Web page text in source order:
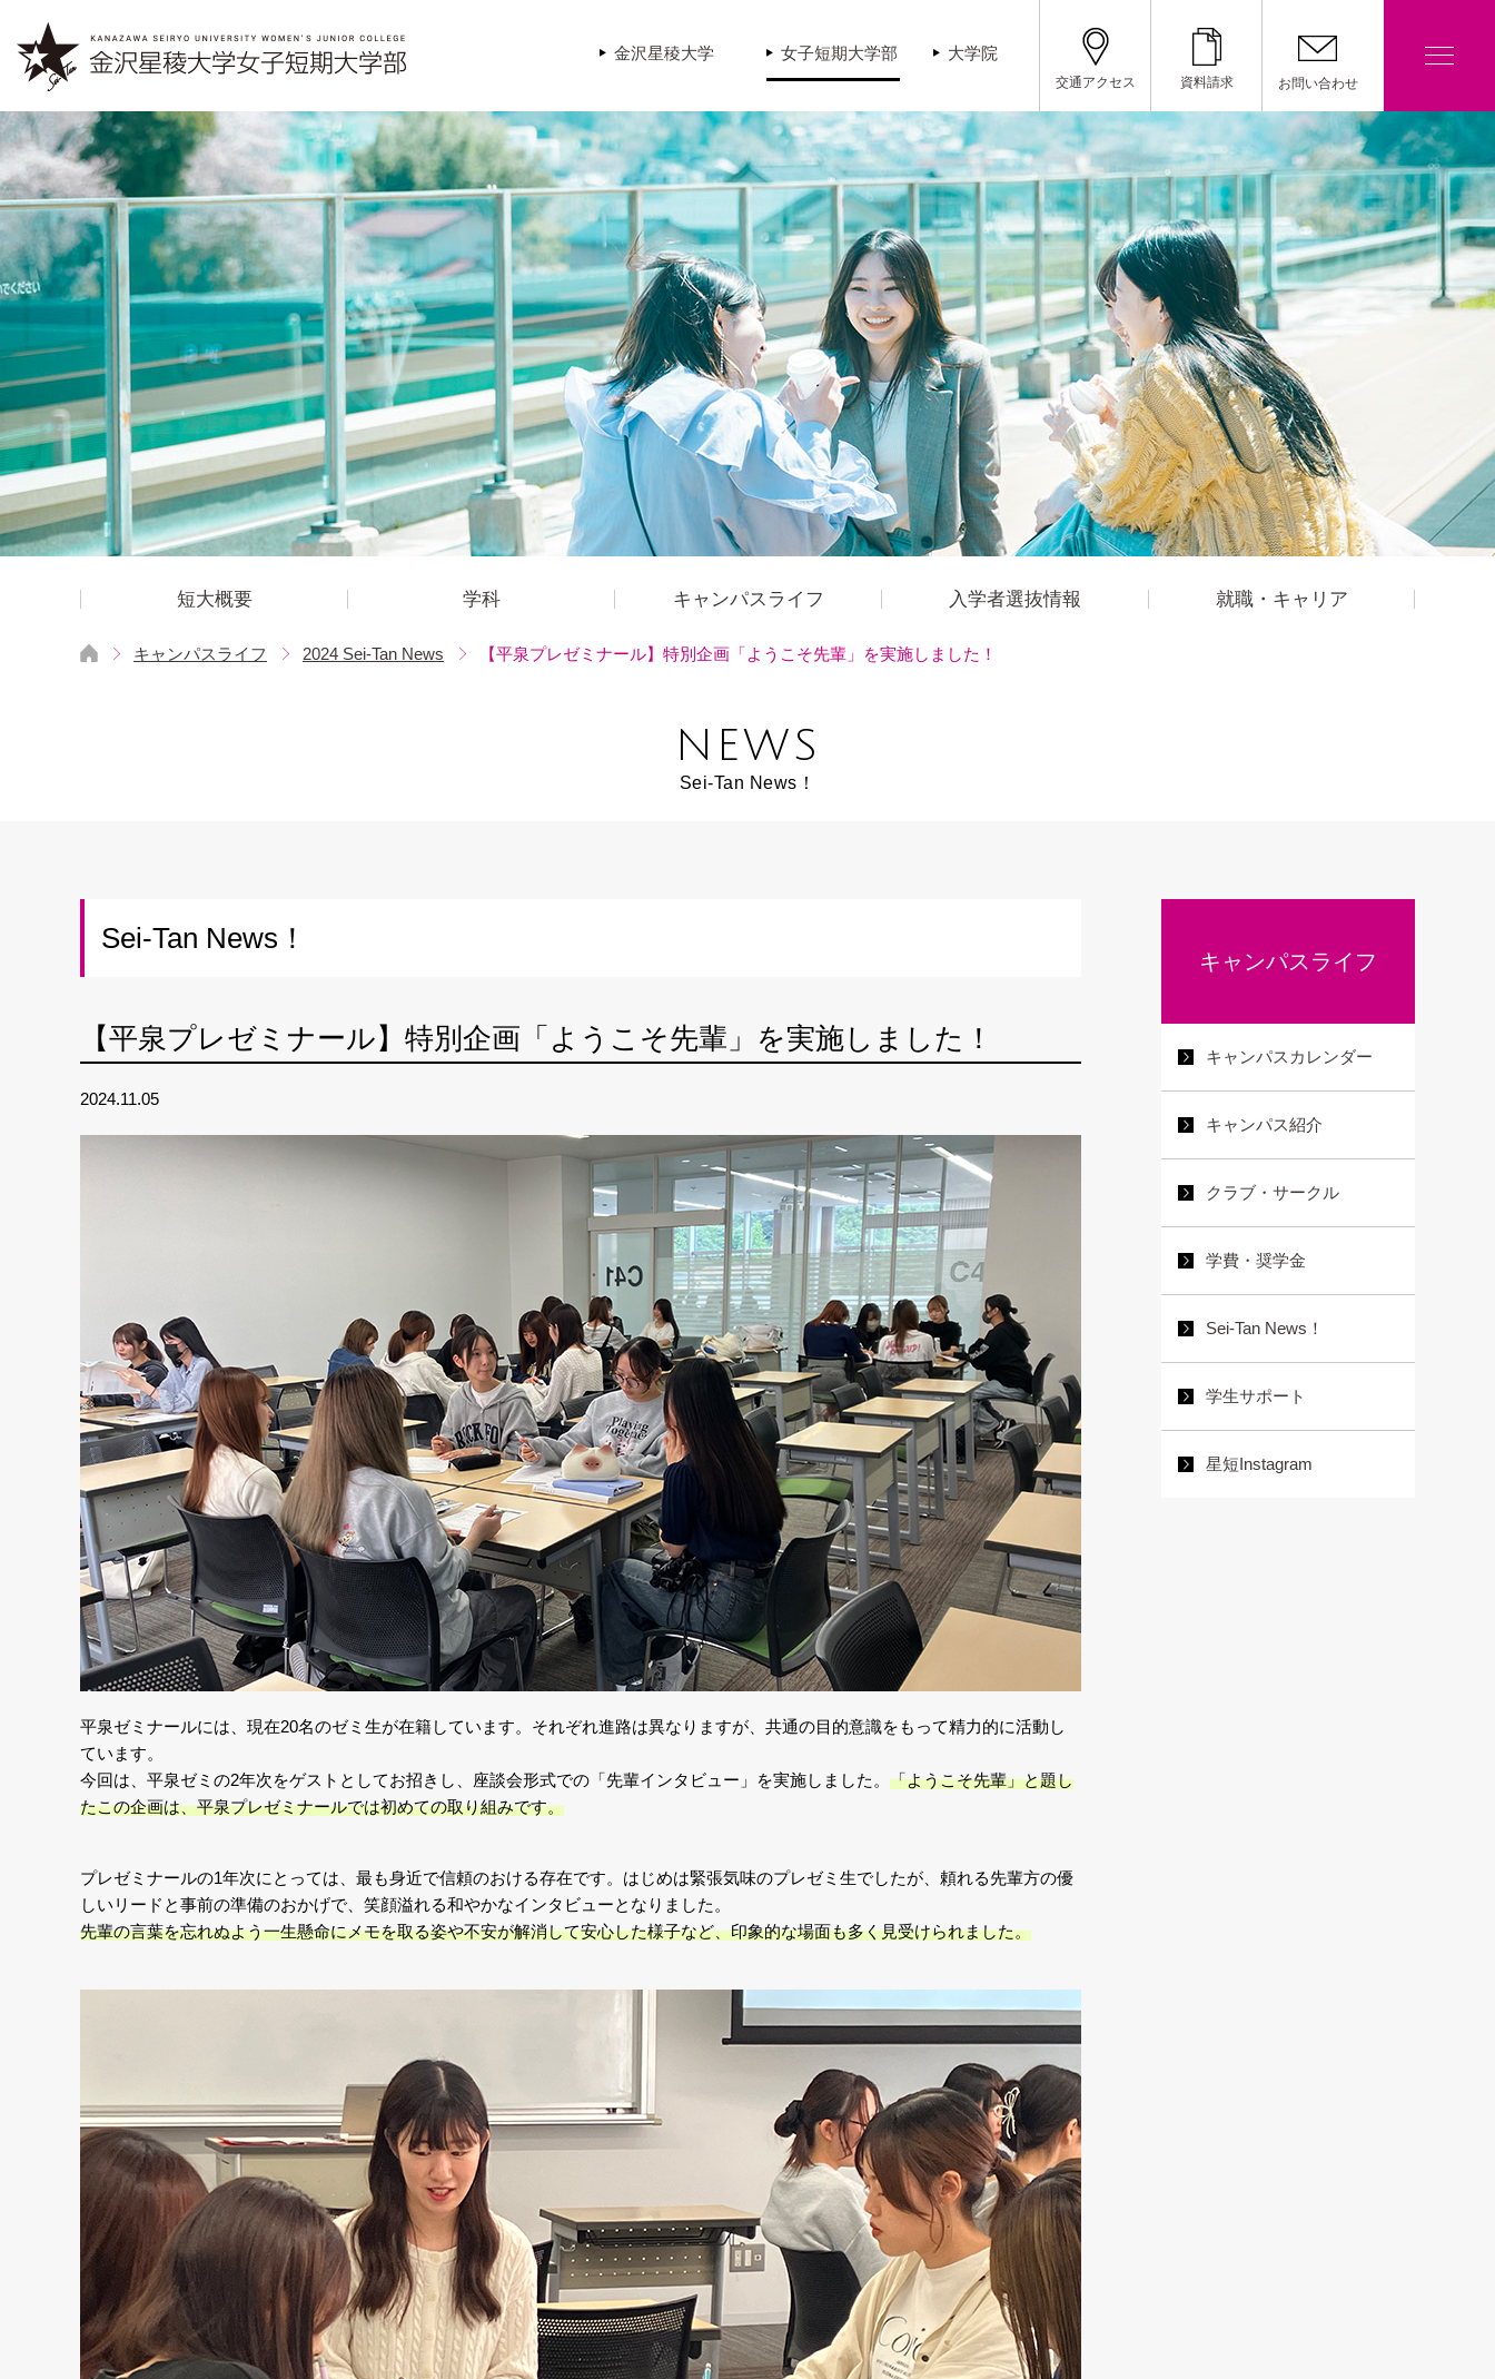
金沢星稜大学 女子短期大学部 大学院
交通アクセス 資料請求 お問い合わせ
短大概要 学科 キャンパスライフ 入学者選抜情報 就職・キャリア
キャンパスライフ 2024 Sei-Tan News 【平泉プレゼミナール】特別企画「ようこそ先輩」を実施しました！
NEWS
Sei-Tan News！
Sei-Tan News！
【平泉プレゼミナール】特別企画「ようこそ先輩」を実施しました！
2024.11.05
平泉ゼミナールには、現在20名のゼミ生が在籍しています。それぞれ進路は異なりますが、共通の目的意識をもって精力的に活動し
ています。
今回は、平泉ゼミの2年次をゲストとしてお招きし、座談会形式での「先輩インタビュー」を実施しました。 「ようこそ先輩」と題し
たこの企画は、平泉プレゼミナールでは初めての取り組みです。
プレゼミナールの1年次にとっては、最も身近で信頼のおける存在です。はじめは緊張気味のプレゼミ生でしたが、頼れる先輩方の優
しいリードと事前の準備のおかげで、笑顔溢れる和やかなインタビューとなりました。
先輩の言葉を忘れぬよう一生懸命にメモを取る姿や不安が解消して安心した様子など、印象的な場面も多く見受けられました。
キャンパスライフ
キャンパスカレンダー
キャンパス紹介
クラブ・サークル
学費・奨学金
Sei-Tan News！
学生サポート
星短Instagram